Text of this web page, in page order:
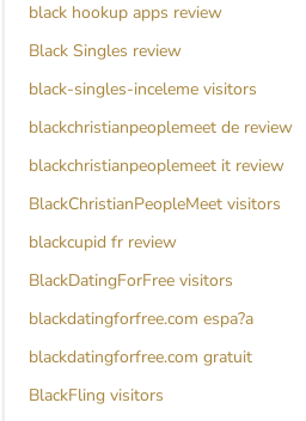
black hookup apps review
Black Singles review
black-singles-inceleme visitors
blackchristianpeoplemeet de review
blackchristianpeoplemeet it review
BlackChristianPeopleMeet visitors
blackcupid fr review
BlackDatingForFree visitors
blackdatingforfree.com espa?a
blackdatingforfree.com gratuit
BlackFling visitors